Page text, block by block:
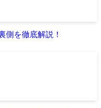
側を徹底解説！